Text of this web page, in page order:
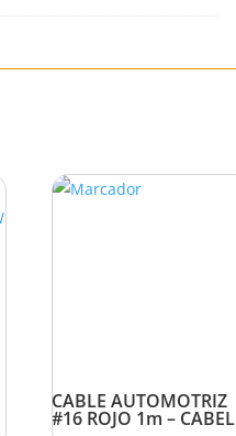
CABLE AUTOMOTRIZ
#16 ROJO 1m – CABEL